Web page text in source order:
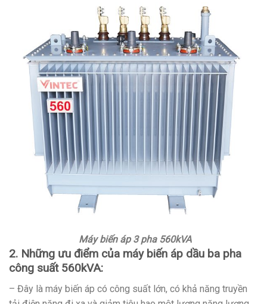
Máy biến áp 3 pha 560kVA
2. Những ưu điểm của máy biến áp dầu ba pha
công suất 560kVA:
– Đây là máy biến áp có công suất lớn, có khả năng truyền